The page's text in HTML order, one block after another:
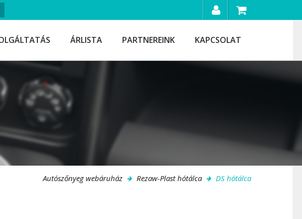
ÁRLISTA PARTNEREINK KAPCSOLAT
Autószőnyeg webáruház Rezaw-Plast hótálca DS hótálca